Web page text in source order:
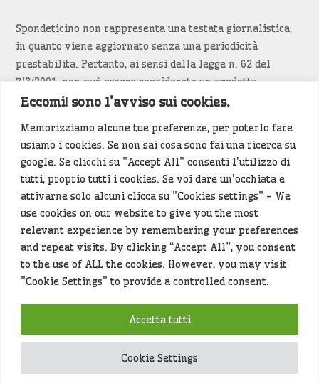
Eccomi! sono l'avviso sui cookies.
Memorizziamo alcune tue preferenze, per poterlo fare
usiamo i cookies. Se non sai cosa sono fai una ricerca su
google. Se clicchi su "Accept All" consenti l'utilizzo di
tutti, proprio tutti i cookies. Se voi dare un'occhiata e
attivarne solo alcuni clicca su "Cookies settings" - We
use cookies on our website to give you the most
relevant experience by remembering your preferences
and repeat visits. By clicking “Accept All”, you consent
to the use of ALL the cookies. However, you may visit
"Cookie Settings" to provide a controlled consent.
Cookie Settings
Accetta tutti
Spondeticino non rappresenta una testata giornalistica,
in quanto viene aggiornato senza una periodicità
prestabilita. Pertanto, ai sensi della legge n. 62 del
7/3/2001, non può essere considerato un prodotto
editoriale.
Siamo attenti a non violare copyright e diritti
d’immagine. Se un contenuto è di tua proprietà e vuoi
richiederne la rimozionediccelo(<- clicca per inviarci un
messaggio).
Alcuni articoli sono generati in bozza rielaborando, con
l'intelligenza artificiale generativa, contenuti
provenienti da fonti istituzionali e altri siti di interesse
locale. Prima della pubblicazioni l'articolo viene
controllato dalla redazione.
Hey che fine fanno i miei dati (privacy policy)